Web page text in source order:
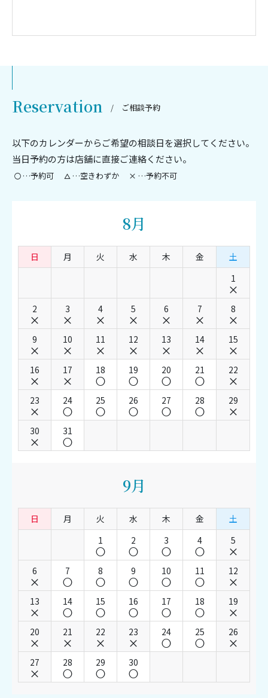
Reservation ご相談予約
以下のカレンダーからご希望の相談日を選択してください。
当日予約の方は店舗に直接ご連絡ください。
…予約可 …空きわずか …予約不可
8月
日 月 火 水 木 金
土
1
2 3 4 5 6 7 8
9 10 11 12 13 14 15
16 17 18 19 20 21 22
23 24 25 26 27 28 29
30 31
9月
日 月 火 水 木 金
土
1
2 3 4 5
6 7 8 9 10 11 12
13 14 15 16 17 18 19
20 21 22 23 24 25 26
27 28 29 30